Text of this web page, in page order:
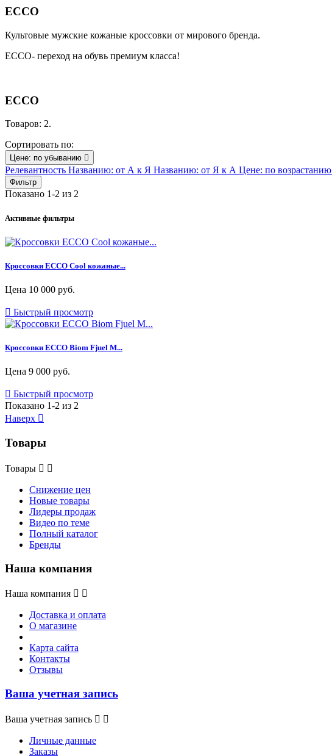
ECCO
Культовые мужские кожаные кроссовки от мирового бренда.
ECCO- переход на обувь премиум класса!
ECCO
Товаров: 2.
Сортировать по:
Цене: по убыванию 
Релевантность Названию: от А к Я Названию: от Я к А Цене: по возрастанию
Фильтр
Показано 1-2 из 2
Активные фильтры
Кроссовки ECCO Cool кожаные...
Цена 10 000 руб.
 Быстрый просмотр
Кроссовки ECCO Biom Fjuel M...
Цена 9 000 руб.
 Быстрый просмотр
Показано 1-2 из 2
Наверх 
Товары
Товары  
Снижение цен
Новые товары
Лидеры продаж
Видео по теме
Полный каталог
Бренды
Наша компания
Наша компания  
Доставка и оплата
О магазине
Карта сайта
Контакты
Отзывы
Ваша учетная запись
Ваша учетная запись  
Личные данные
Заказы